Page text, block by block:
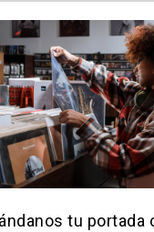
tu portada